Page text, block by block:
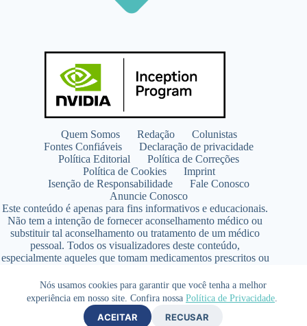
Nós usamos cookies para garantir que você tenha a melhor
experiência em nosso site. Confira nossa Política de Privacidade.
ACEITAR RECUSAR
Quem Somos Redação
Colunistas
Fontes Confiáveis
Declaração de privacidade
Política Editorial
Política de Correções
Política de Cookies
Imprint
Isenção de Responsabilidade
Fale Conosco
Anuncie Conosco
Este conteúdo é apenas para fins informativos e educacionais.
Não tem a intenção de fornecer aconselhamento médico ou
substituir tal aconselhamento ou tratamento de um médico
pessoal. Todos os visualizadores deste conteúdo,
especialmente aqueles que tomam medicamentos prescritos ou
qualquer programa de nutrição, suplementação ou estilo de
vida.
Copyright © 2026 - SaúdeLAB.com pertence ao grupo